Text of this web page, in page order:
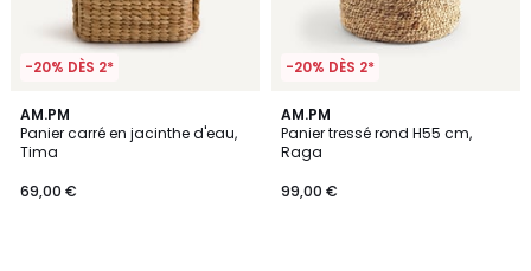
-20% DÈS 2*
AM.PM
Panier carré en jacinthe d'eau,
Tima
69,00 €
1
/
5
-20% DÈS 2*
AM.PM
Panier tressé rond H55 cm,
Raga
99,00 €
4,6
/ 5